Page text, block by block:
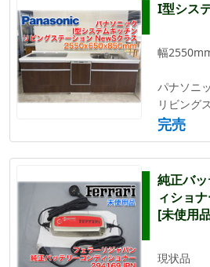
I型シス
幅
パナソニ
リビング
完売
純正バ
ィショ
[未使用
現状品